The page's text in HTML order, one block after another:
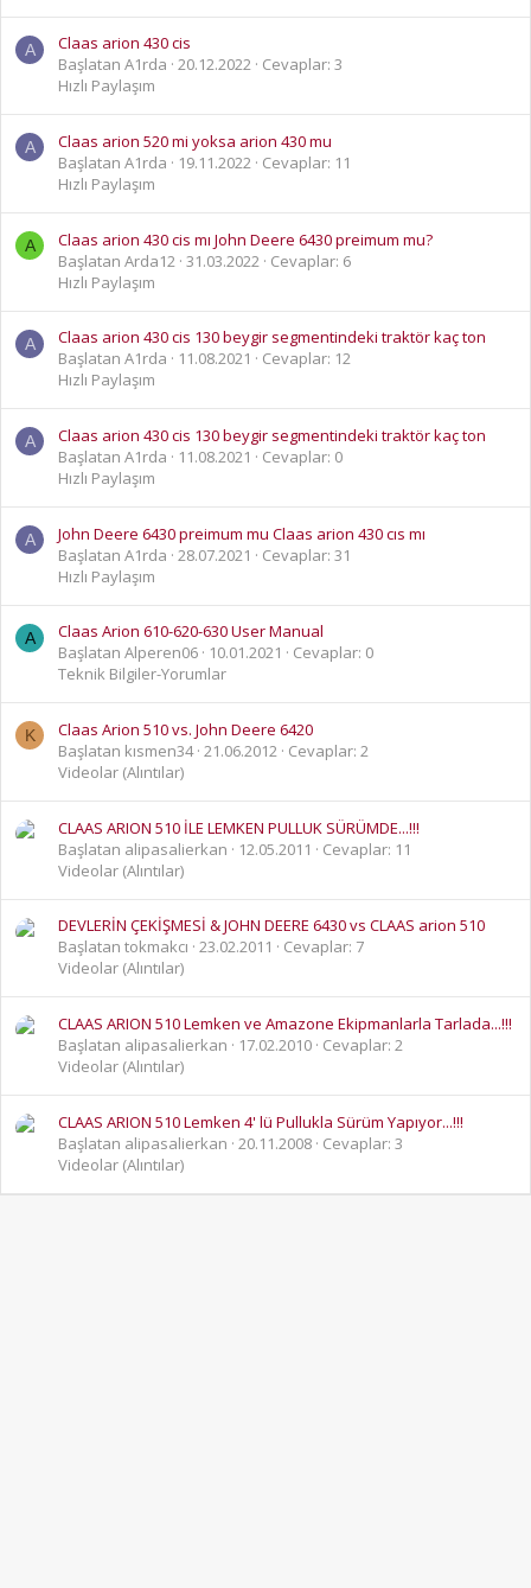
A
Claas arion 430 cis
Başlatan A1rda 20.12.2022 Cevaplar: 3
Hızlı Paylaşım
A
Claas arion 520 mi yoksa arion 430 mu
Başlatan A1rda
19.11.2022 Cevaplar: 11
Hızlı Paylaşım
A
Claas arion 430 cis mı John Deere 6430 preimum mu?
Başlatan Arda12
31.03.2022
Cevaplar: 6
Hızlı Paylaşım
A
Claas arion 430 cis 130 beygir segmentindeki traktör kaç ton
Başlatan A1rda
11.08.2021
Cevaplar: 12
Hızlı Paylaşım
A
Claas arion 430 cis 130 beygir segmentindeki traktör kaç ton
Başlatan A1rda
11.08.2021
Cevaplar: 0
Hızlı Paylaşım
A
John Deere 6430 preimum mu Claas arion 430 cıs mı
Başlatan A1rda
28.07.2021
Cevaplar: 31
Hızlı Paylaşım
A
Claas Arion 610-620-630 User Manual
Başlatan Alperen06
10.01.2021
Cevaplar: 0
Teknik Bilgiler-Yorumlar
K
Claas Arion 510 vs. John Deere 6420
Başlatan kısmen34 21.06.2012 Cevaplar: 2
Videolar (Alıntılar)
CLAAS ARION 510 İLE LEMKEN PULLUK SÜRÜMDE...!!!
Başlatan alipasalierkan
12.05.2011
Cevaplar: 11
Videolar (Alıntılar)
DEVLERİN ÇEKİŞMESİ & JOHN DEERE 6430 vs CLAAS arion 510
Başlatan tokmakcı 23.02.2011
Cevaplar: 7
Videolar (Alıntılar)
CLAAS ARION 510 Lemken ve Amazone Ekipmanlarla Tarlada...!!!
Başlatan alipasalierkan
17.02.2010 Cevaplar: 2
Videolar (Alıntılar)
CLAAS ARION 510 Lemken 4' lü Pullukla Sürüm Yapıyor...!!!
Başlatan alipasalierkan
20.11.2008 Cevaplar: 3
Videolar (Alıntılar)